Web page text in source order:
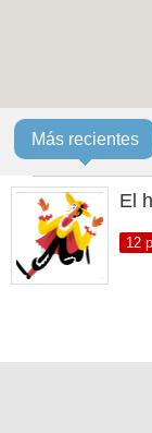
Más recientes
El
12